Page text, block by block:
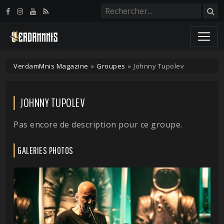
VerdamMnis Magazine » Groupes » Johnny Tupolev
JOHNNY TUPOLEV
Pas encore de description pour ce groupe.
GALERIES PHOTOS
Panneau de gestion des cookies